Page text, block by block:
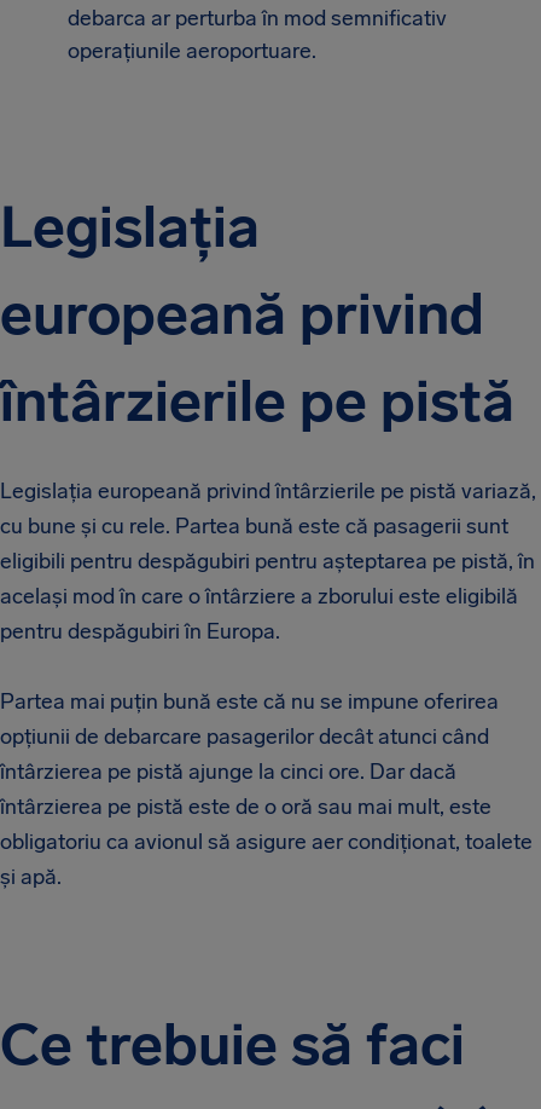
debarca ar perturba în mod semnificativ
operațiunile aeroportuare.
Legislația
europeană privind
întârzierile pe pistă
Legislația europeană privind întârzierile pe pistă variază,
cu bune și cu rele. Partea bună este că pasagerii sunt
eligibili pentru despăgubiri pentru așteptarea pe pistă, în
același mod în care o întârziere a zborului este eligibilă
pentru despăgubiri în Europa.
Partea mai puțin bună este că nu se impune oferirea
opțiunii de debarcare pasagerilor decât atunci când
întârzierea pe pistă ajunge la cinci ore. Dar dacă
întârzierea pe pistă este de o oră sau mai mult, este
obligatoriu ca avionul să asigure aer condiționat, toalete
și apă.
Ce trebuie să faci